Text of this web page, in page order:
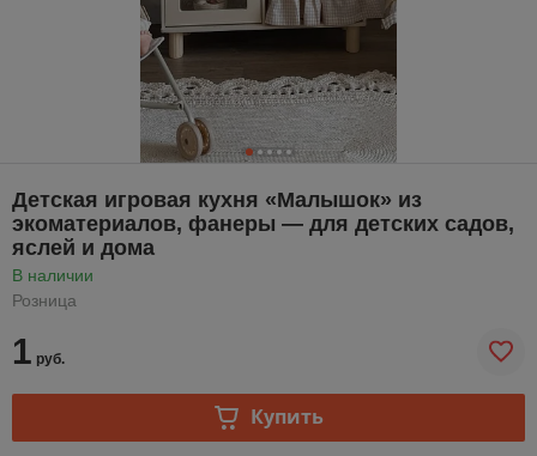
Детская игровая кухня «Малышок» из
экоматериалов, фанеры — для детских садов,
яслей и дома
В наличии
Розница
1 руб.
Купить